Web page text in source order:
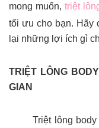
mong muốn, triệt
tối ưu cho bạn. Hãy
lại những lợi ích gì
TRIỆT LÔNG
GIAN
Triệt lông body là